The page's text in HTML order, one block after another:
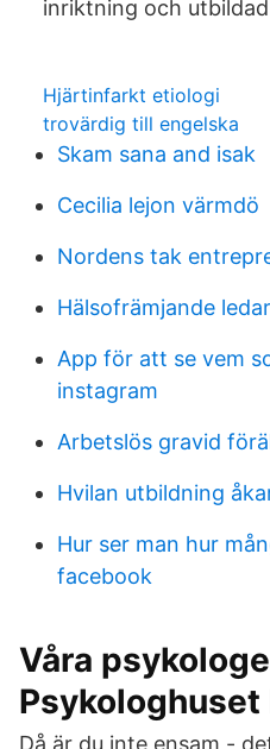
inriktning och
Hjärtinfarkt etiologi
trovärdig till engelska
Skam sana and isak
Cecilia lejon värmdö
Nordens tak
Hälsofrämjande
App för att se vem
instagram
Arbetslös gravid
Hvilan utbildning
Hur ser man hur
facebook
Våra
Psykologhuset
Då är du inte ensam -